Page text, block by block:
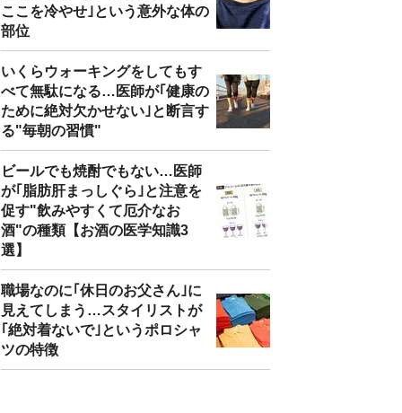
ここを冷やせ｣という意外な体の
部位
いくらウォーキングをしてもす
べて無駄になる…医師が｢健康の
ために絶対欠かせない｣と断言す
る"毎朝の習慣"
ビールでも焼酎でもない…医師
が｢脂肪肝まっしぐら｣と注意を
促す"飲みやすくて厄介なお
酒"の種類【お酒の医学知識3
選】
職場なのに｢休日のお父さん｣に
見えてしまう…スタイリストが
｢絶対着ないで｣というポロシャ
ツの特徴